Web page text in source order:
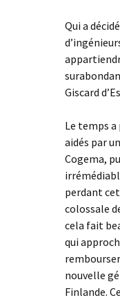
Qui a
Giscard
Le temps
aidés par
Cogema,
perdant
colossale
cela fait
qui
nouvelle
Finlande.